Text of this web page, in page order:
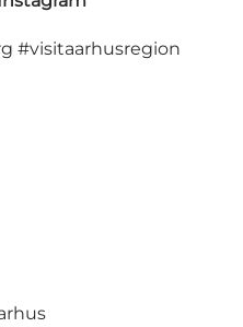
#visitaarhusregion